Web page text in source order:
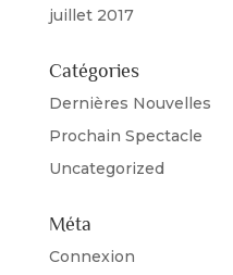
juillet 2017
Catégories
Dernières Nouvelles
Prochain Spectacle
Uncategorized
Méta
Connexion